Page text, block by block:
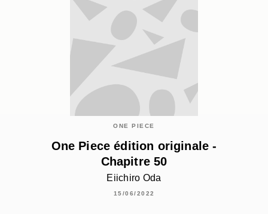
ONE PIECE
One Piece édition originale -
Chapitre 50
Eiichiro Oda
15/06/2022